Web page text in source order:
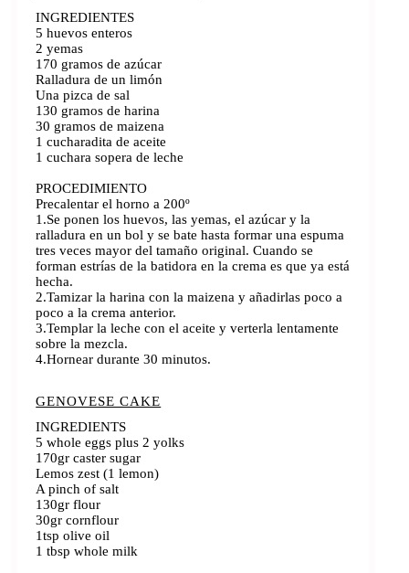
INGREDIENTES
5 huevos enteros
2 yemas
170 gramos de azúcar
Ralladura de un limón
Una pizca de sal
130 gramos de harina
30 gramos de maizena
1 cucharadita de aceite
1 cuchara sopera de leche
PROCEDIMIENTO
Precalentar el horno a 200º
1.Se ponen los huevos, las yemas, el azúcar y la
ralladura en un bol y se bate hasta formar una espuma
tres veces mayor del tamaño original. Cuando se
forman estrías de la batidora en la crema es que ya está
hecha.
2.Tamizar la harina con la maizena y añadirlas poco a
poco a la crema anterior.
3.Templar la leche con el aceite y verterla lentamente
sobre la mezcla.
4.Hornear durante 30 minutos.
GENOVESE CAKE
INGREDIENTS
5 whole eggs plus 2 yolks
170gr caster sugar
Lemos zest (1 lemon)
A pinch of salt
130gr flour
30gr cornflour
1tsp olive oil
1 tbsp whole milk